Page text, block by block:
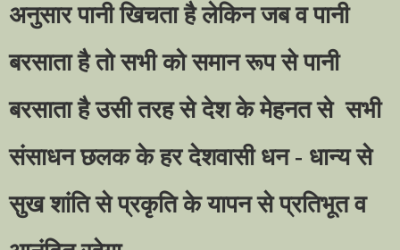
अनुसार पानी खिचता है लेकिन जब व पानी
बरसाता है तो सभी को समान रूप से पानी
बरसाता है उसी तरह से देश के मेहनत से सभी
संसाधन छलक के हर देशवासी धन - धान्य से
सुख शांति से प्रकृति के यापन से प्रतिभूत व